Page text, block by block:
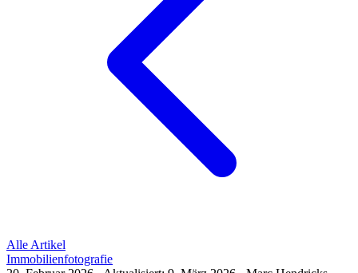
Alle Artikel
Immobilienfotografie